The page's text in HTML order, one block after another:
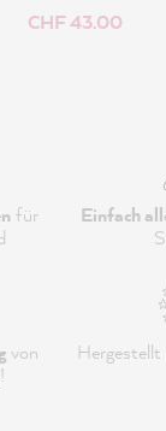
CHF 43.00
für
Einfach
von
!
Hergestellt